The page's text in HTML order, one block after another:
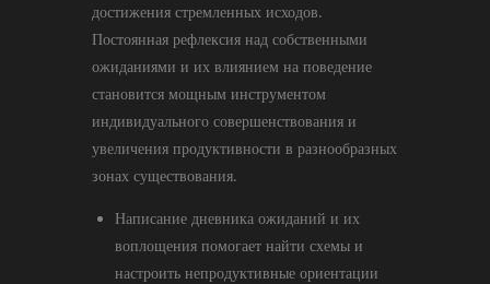
достижения стремленных исходов.
Постоянная рефлексия над собственными
ожиданиями и их влиянием на поведение
становится мощным инструментом
индивидуального совершенствования и
увеличения продуктивности в разнообразных
зонах существования.
Написание дневника ожиданий и их
воплощения помогает найти схемы и
настроить непродуктивные ориентации